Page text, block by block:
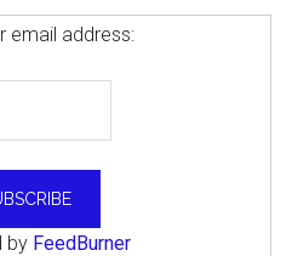
email address:
by FeedBurner